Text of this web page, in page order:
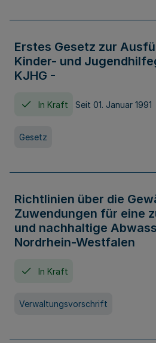
Erstes Gesetz zur
Kinder- und
KJHG -
In Kraft Seit 01. Januar 1991
Gesetz
Richtlinien über die
Zuwendungen für eine
und nachhaltige
Nordrhein-Westfalen
In Kraft
Verwaltungsvorschrift